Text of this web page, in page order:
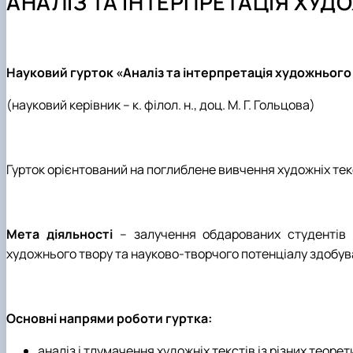
Як стати студентом?
Підготовчі курси до НМТ
Контактні дані
ОП "Англійська мова та друга іноземна" ОС Магістр
Робочі програми (нефілологічні спеціальності)
Наукові гуртки
Науковий гурток«Аналіз та інтерпретація
(науковий керівник – к. філол. н., доц. М. Г. Гольцова)
Гурток орієнтований на поглиблене вивчення художніх
Мета діяльності– залучення обдарованих студентів
художнього твору та науково-творчого потенціалу
Основні напрями роботи гуртка: